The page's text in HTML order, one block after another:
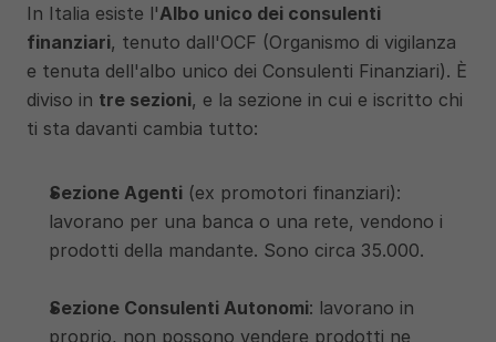
In Italia esiste l'Albo unico dei consulenti
finanziari, tenuto dall'OCF (Organismo di vigilanza
e tenuta dell'albo unico dei Consulenti Finanziari). È
diviso in tre sezioni, e la sezione in cui e iscritto chi
ti sta davanti cambia tutto:
Sezione Agenti (ex promotori finanziari):
lavorano per una banca o una rete, vendono i
prodotti della mandante. Sono circa 35.000.
Sezione Consulenti Autonomi: lavorano in
proprio, non possono vendere prodotti ne